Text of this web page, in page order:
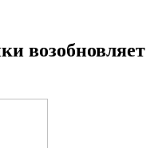
возобновляет